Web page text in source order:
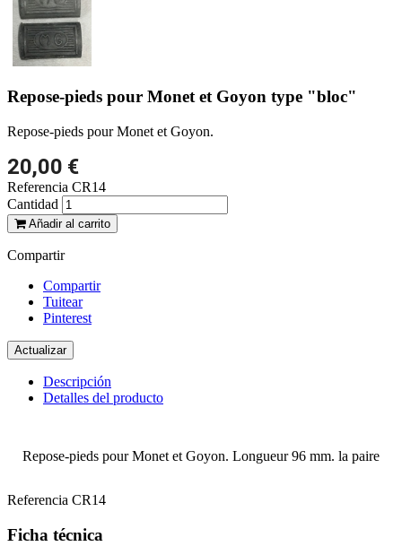
Repose-pieds pour Monet et Goyon type "bloc"
Repose-pieds pour Monet et Goyon.
20,00 €
Referencia CR14
Cantidad
Añadir al carrito
Compartir
Compartir
Tuitear
Pinterest
Descripción
Detalles del producto
Repose-pieds pour Monet et Goyon. Longueur 96 mm. la paire
Referencia CR14
Ficha técnica